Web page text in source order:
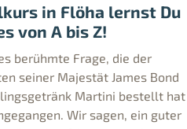
in Flöha lernst Du
von A bis Z!
berühmte Frage, die der
seiner Majestät James Bond
Martini bestellt hat
Wir sagen, ein guter